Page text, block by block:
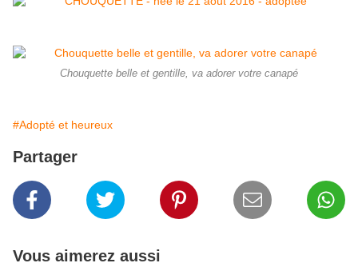
Chouquette belle et gentille, va adorer votre canapé
#Adopté et heureux
Partager
Vous aimerez aussi